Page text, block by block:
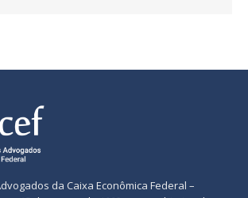
da Caixa Econômica Federal –